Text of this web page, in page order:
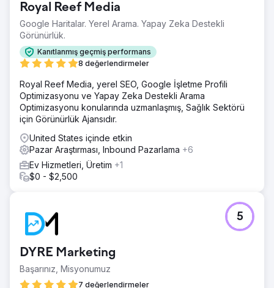
Royal Reef Media
Google Haritalar. Yerel Arama. Yapay Zeka Destekli
Görünürlük.
Kanıtlanmış geçmiş performans
8 değerlendirmeler
Royal Reef Media, yerel SEO, Google İşletme Profili
Optimizasyonu ve Yapay Zeka Destekli Arama
Optimizasyonu konularında uzmanlaşmış, Sağlık Sektörü
için Görünürlük Ajansıdır.
United States içinde etkin
Pazar Araştırması, Inbound Pazarlama +6
Ev Hizmetleri, Üretim +1
$0 - $2,500
DYRE Marketing
Başarınız, Misyonumuz
7 değerlendirmeler
5